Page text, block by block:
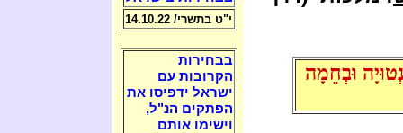
וּבְחֵמָה
י"ט בתשרי/ 14.10.22
בבחירות
הקרובות עם
ישראל ידפיסו את
הפתקים הנ"ל,
וישימו אותם